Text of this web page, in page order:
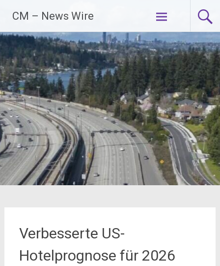
Inhalt
springen
CM – News Wire
Verbesserte US-
Hotelprognose für 2026